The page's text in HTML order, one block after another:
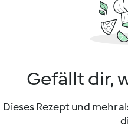
Gefällt dir,
Dieses Rezept und mehr